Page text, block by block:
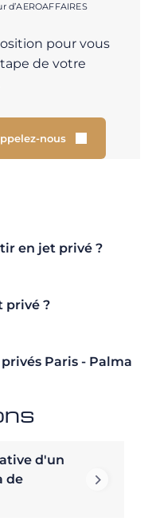
d’AEROAFFAIRES
pour vous
de votre
nous
en jet privé ?
privé ?
Paris - Palma
d'un
de